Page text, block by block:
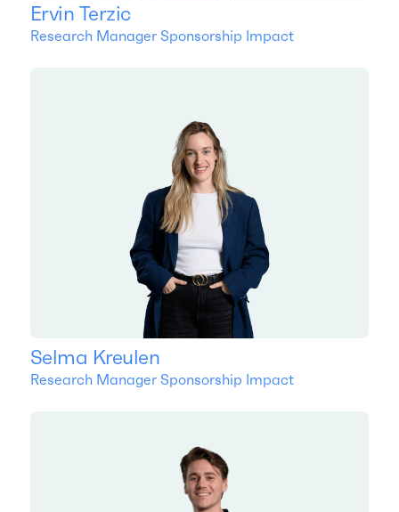
Ervin Terzic
Research Manager Sponsorship Impact
Selma Kreulen
Research Manager Sponsorship Impact